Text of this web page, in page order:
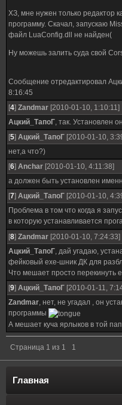
ХЗ, мне нужен только редактор
программу. Скачал, запускаю
файл LuaConfig.dll не найден(
Ну можешь залить суда свой
Сообщение отредактировал
8:16:45
[4] Zandmar [2010-01-10, 1:10:11]
Ацкий_ТапоГ, так. Установлен
[5] Ацкий_ТапоГ [2010-01-10,
нет,а что?)
[6] Anchar [2010-01-10, 4:11:38]
а должен быть установлен
[7] Ацкий_ТапоГ [2010-01-10,
Проблема в том что когда я
в которую устанавливается
[8] Zandmar [2010-01-10, 7:24:33]
Ацкий_ТапоГ, дай угадаю,
фейковый exe-шник ДК для
Что мешает просто перекинуть
[9] Ацкий_ТапоГ [2010-01-11,
Zandmar, нет, не угадал , он
программы
А мешает куча ярлыков в той
Страница 1 из 1 1
Главная